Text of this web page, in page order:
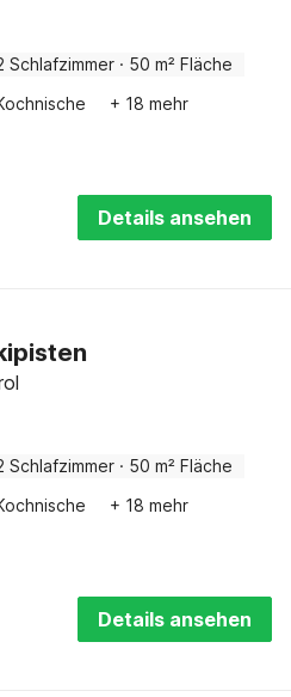
Schlafzimmer · 50 m² Fläche
+ 18 mehr
Details ansehen
Schlafzimmer · 50 m² Fläche
+ 18 mehr
Details ansehen